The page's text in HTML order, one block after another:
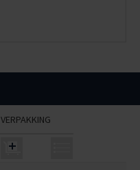
VERPAKKING